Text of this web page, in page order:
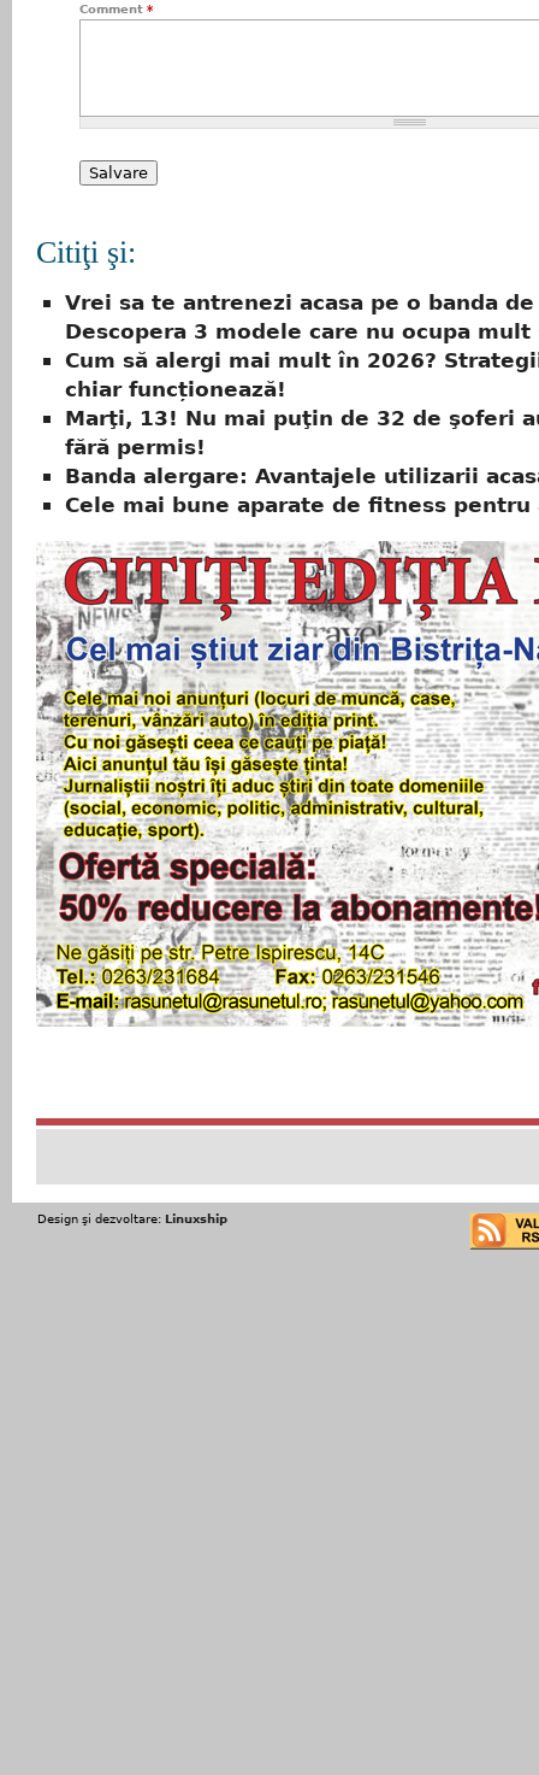
Comment *
Citiţi şi:
Vrei sa te antrenezi acasa pe o banda
Descopera 3 modele care nu ocupa
Cum să alergi mai mult în 2026?
chiar funcționează!
Marţi, 13! Nu mai puţin de 32 de şoferi
fără permis!
Banda alergare: Avantajele utilizarii
Cele mai bune aparate de fitness pentru
Design şi dezvoltare: Linuxship